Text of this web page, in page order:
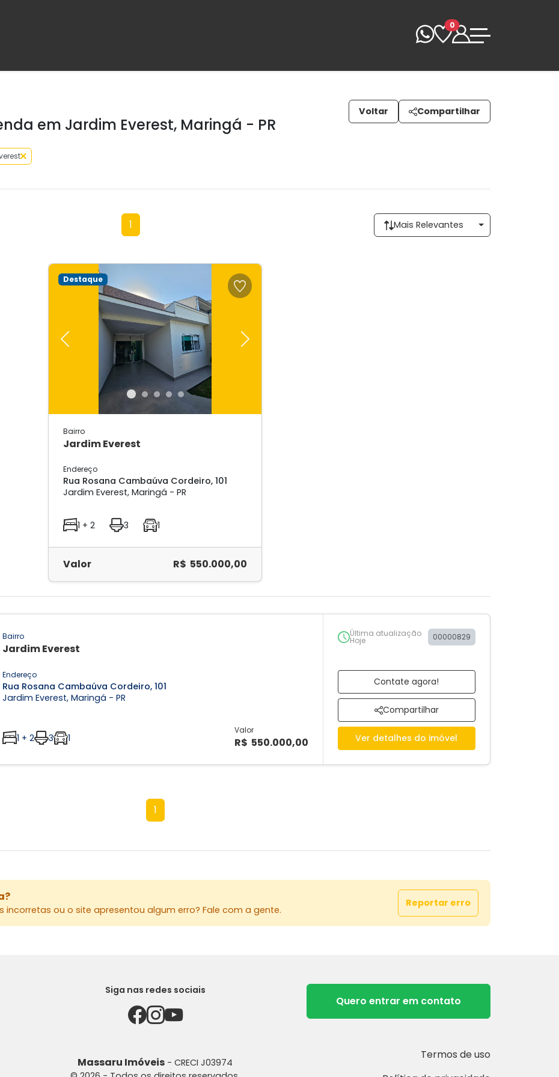
0
em Jardim Everest, Maringá - PR
Voltar Compartilhar
1 Mais Relevantes
Previous Next
Destaque
Bairro
Jardim Everest
Endereço
Rua Rosana Cambaúva Cordeiro, 101
Jardim Everest, Maringá - PR
1 + 2 3 1
Valor R$ 550.000,00
Bairro
Jardim Everest
Endereço
Rua Rosana Cambaúva Cordeiro, 101
Jardim Everest, Maringá - PR
1 + 2 3 1
Valor
R$ 550.000,00
Última atualização
Hoje 00000829
Contate agora!
Compartilhar
Ver detalhes do imóvel
1
ou o site apresentou algum erro? Fale com a gente.
Reportar erro
Siga nas redes sociais
Massaru Imóveis - CRECI J03974
Quero entrar em contato
Termos de uso